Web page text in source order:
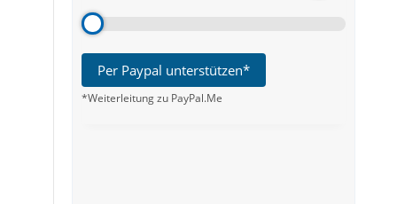
Per Paypal unterstützen*
*Weiterleitung zu PayPal.Me